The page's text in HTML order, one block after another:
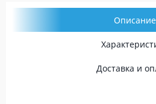
Описание
Доставка и